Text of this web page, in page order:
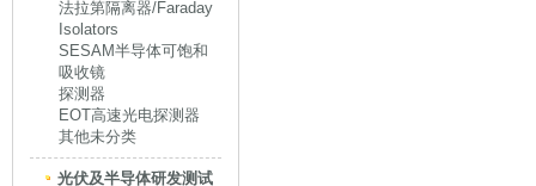
法拉第隔离器/Faraday
Isolators
SESAM半导体可饱和
吸收镜
探测器
EOT高速光电探测器
其他未分类
光伏及半导体研发测试